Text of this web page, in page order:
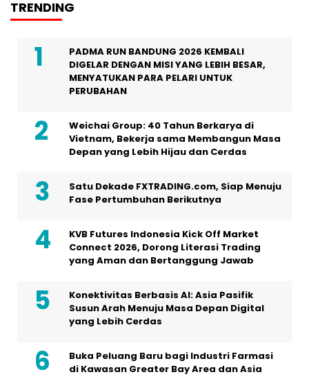
TRENDING
PADMA RUN BANDUNG 2026 KEMBALI
DIGELAR DENGAN MISI YANG LEBIH BESAR,
MENYATUKAN PARA PELARI UNTUK
PERUBAHAN
Weichai Group: 40 Tahun Berkarya di
Vietnam, Bekerja sama Membangun Masa
Depan yang Lebih Hijau dan Cerdas
Satu Dekade FXTRADING.com, Siap Menuju
Fase Pertumbuhan Berikutnya
KVB Futures Indonesia Kick Off Market
Connect 2026, Dorong Literasi Trading
yang Aman dan Bertanggung Jawab
Konektivitas Berbasis AI: Asia Pasifik
Susun Arah Menuju Masa Depan Digital
yang Lebih Cerdas
Buka Peluang Baru bagi Industri Farmasi
di Kawasan Greater Bay Area dan Asia